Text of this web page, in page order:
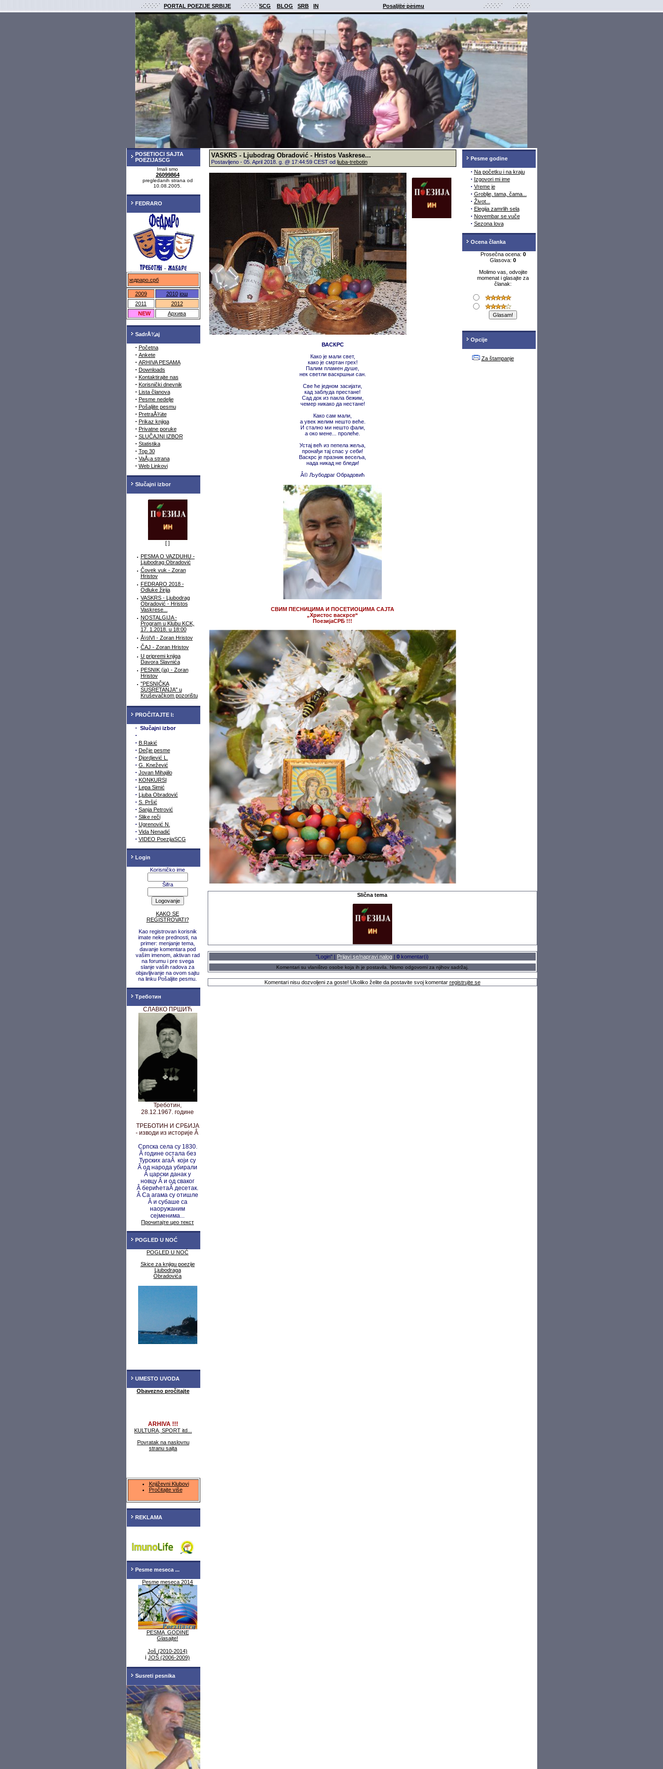
PORTAL POEZIJE SRBIJE SCG BLOG SRB IN Posaljite pesmu
POSETIOCI SAJTA
POEZIJASCG
Imali smo
26099864
pregledanih strana od
10.08.2005.
FEDRARO
федраро.срб
2009 2010 још
2011
2012
NEW
Архива
SadrÅ¾aj
· Početna
· Ankete
· ARHIVA PESAMA
· Downloads
· Kontaktirajte nas
· Korisnički dnevnik
· Lista članova
· Pesme nedelje
· Pošaljite pesmu
· PretraÅ¾ite
· Prikaz knjiga
· Privatne poruke
· SLUČAJNI IZBOR
· Statistika
· Top 30
· VaÅ¡a strana
· Web Linkovi
Slučajni izbor
[ ]
· PESMA O VAZDUHU -
Ljubodrag Obradović
· Čovek vuk - Zoran
Hristov
· FEDRARO 2018 -
Odluke žirija
· VASKRS - Ljubodrag
Obradović - Hristos
Vaskrese...
· NOSTALGIJA -
Program u Klubu KCK,
17. 1.2018. u 18:00
· Å½IVI - Zoran Hristov
· ČAJ - Zoran Hristov
· U pripremi knjiga
Davora Slavnića
· PESNIK (ja) - Zoran
Hristov
· "PESNIČKA
SUSRETANJA" u
Kruševačkom pozorištu
PROČITAJTE I:
· Slučajni izbor
·
· B.Rakić
· Dečje pesme
· Djordjević L.
· G. Knežević
· Jovan Mihajilo
· KONKURSI
· Lepa Simić
· Ljuba Obradović
· S. Pršić
· Sanja Petrović
· Slike reči
· Ugrenović N.
· Vida Nenadić
· VIDEO PoezijaSCG
Login
Korisničko ime
Šifra
KAKO SE
REGISTROVATI?
Kao registrovan korisnik
imate neke prednosti, na
primer: menjanje tema,
davanje komentara pod
vašim imenom, aktivan rad
na forumu i pre svega
slanje vaših radova za
objavljivanje na ovom sajtu
na linku Pošaljite pesmu.
Треботин
СЛАВКО ПРШИЋ
Треботин,
28.12.1967. године
ТРЕБОТИН И СРБИЈА
- изводи из историје Â
Српска села су 1830.
Â године остала без
Турских агаÂ који су
Â од народа убирали
Â царски данак у
новцу Â и од сваког
Â берићетаÂ десетак.
Â Са агама су отишле
Â и субаше са
наоружаним
сејменима...
Прочитајте цео текст
POGLED U NOĆ
POGLED U NOĆ
Skice za knjigu poezije
Ljubodraga
Obradovića
UMESTO UVODA
Obavezno pročitajte
ARHIVA !!!
KULTURA, SPORT itd...
Povratak na naslovnu
stranu sajta
Književni Klubovi
Pročitajte više
REKLAMA
Pesme meseca ...
Pesme meseca 2014
PESMA GODINE
Glasajte!
Još (2010-2014)
i JOŠ (2006-2009)
Susreti pesnika
VASKRS - Ljubodrag Obradović - Hristos Vaskrese...
Postavljeno - 05. April 2018. g. @ 17:44:59 CEST od ljuba-trebotin
ВАСКРС
Како је мали свет,
како је смртан грех!
Палим пламен душе,
нек светли васкршњи сан.
Све ће једном засијати,
кад заблуда престане!
Сад док из пакла бежим,
чемер никако да нестане!
Како сам мали,
а увек желим нешто веће.
И стално ми нешто фали,
а око мене... прoлeће.
Устај већ из пепела жеља,
пронађи тај спас у себи!
Васкрс је празник весеља,
нада никад не бледи!
Â© Љубодраг Обрадовић
СВИМ ПЕСНИЦИМА И ПОСЕТИОЦИМА САЈТА
„Христос васкрсе“
ПоезијаСРБ !!!
Pesme godine
· Na početku i na kraju
· Izgovori mi ime
· Vreme je
· Groblje, tama, čama...
· Život...
· Elegija zamrlih sela
· Novembar se vuče
· Sezona lova
Ocena članka
Prosečna ocena: 0
Glasova: 0
Molimo vas, odvojite
momenat i glasajte za
članak:
Opcije
Za štampanje
Slična tema
"Login" | Prijavi se/napravi nalog | 0 komentar(i)
Komentari su vlaništvo osobe koja ih je postavila. Nismo odgovorni za njihov sadržaj.
Komentari nisu dozvoljeni za goste! Ukoliko želite da postavite svoj komentar registrujte se